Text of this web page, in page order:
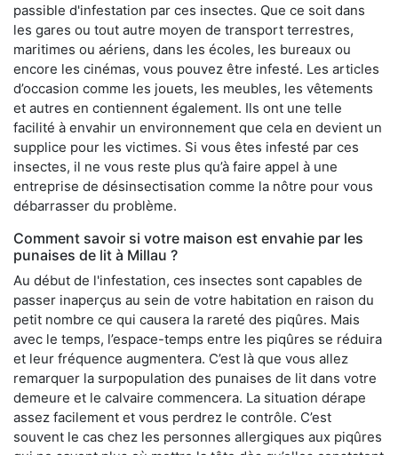
passible d'infestation par ces insectes. Que ce soit dans
les gares ou tout autre moyen de transport terrestres,
maritimes ou aériens, dans les écoles, les bureaux ou
encore les cinémas, vous pouvez être infesté. Les articles
d’occasion comme les jouets, les meubles, les vêtements
et autres en contiennent également. Ils ont une telle
facilité à envahir un environnement que cela en devient un
supplice pour les victimes. Si vous êtes infesté par ces
insectes, il ne vous reste plus qu’à faire appel à une
entreprise de désinsectisation comme la nôtre pour vous
débarrasser du problème.
Comment savoir si votre maison est envahie par les
punaises de lit à Millau ?
Au début de l'infestation, ces insectes sont capables de
passer inaperçus au sein de votre habitation en raison du
petit nombre ce qui causera la rareté des piqûres. Mais
avec le temps, l’espace-temps entre les piqûres se réduira
et leur fréquence augmentera. C’est là que vous allez
remarquer la surpopulation des punaises de lit dans votre
demeure et le calvaire commencera. La situation dérape
assez facilement et vous perdrez le contrôle. C’est
souvent le cas chez les personnes allergiques aux piqûres